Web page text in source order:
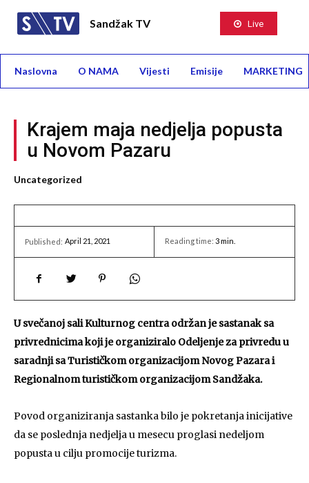
Sandžak TV Live
Naslovna O NAMA Vijesti Emisije MARKETING
Krajem maja nedjelja popusta
u Novom Pazaru
Uncategorized
Published: April 21, 2021 Reading time: 3min.
U svečanoj sali Kulturnog centra održan je sastanak sa
privrednicima koji je organiziralo Odeljenje za privredu u
saradnji sa Turističkom organizacijom Novog Pazara i
Regionalnom turističkom organizacijom Sandžaka.
Povod organiziranja sastanka bilo je pokretanja inicijative
da se poslednja nedjelja u mesecu proglasi nedeljom
popusta u cilju promocije turizma.